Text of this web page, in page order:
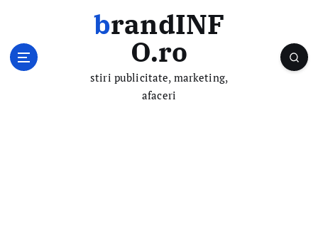
brandINF
O.ro
stiri publicitate, marketing,
afaceri